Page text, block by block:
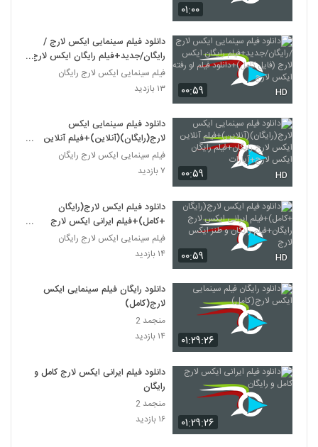
۰۱:۰۰
۰۰:۵۹ HD
دانلود فیلم سینمایی ایکس لارج /
رایگان/جدید+فیلم رایگان ایکس لارج
(فایل کامل)+دانلود فیلم لو رفته ایکس
لارج
فیلم سینمایی ایکس لارج رایگان
۱۳ بازدید
۰۰:۵۹ HD
دانلود فیلم سینمایی ایکس
لارج(رایگان)(آنلاین)+فیلم آنلاین
ایکس لارج رایگان+فیلم رایگان ایکس
لارج+آپارات
فیلم سینمایی ایکس لارج رایگان
۷ بازدید
۰۰:۵۹ HD
دانلود فیلم ایکس لارج(رایگان
+کامل)+فیلم ایرانی ایکس لارج
رایگان+فیلم رایگان و طنز ایکس لارج
فیلم سینمایی ایکس لارج رایگان
۱۴ بازدید
۰۱:۲۹:۲۶
دانلود رایگان فیلم سینمایی ایکس
لارج(کامل)
منجمد 2
۱۴ بازدید
۰۱:۲۹:۲۶
دانلود فیلم ایرانی ایکس لارج کامل و
رایگان
منجمد 2
۱۶ بازدید